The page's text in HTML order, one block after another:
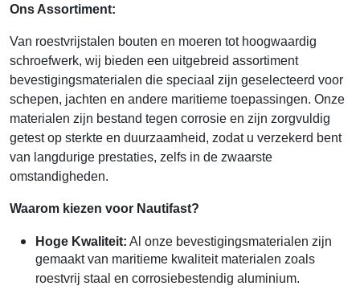
Ons Assortiment:
Van roestvrijstalen bouten en moeren tot hoogwaardig
schroefwerk, wij bieden een uitgebreid assortiment
bevestigingsmaterialen die speciaal zijn geselecteerd voor
schepen, jachten en andere maritieme toepassingen. Onze
materialen zijn bestand tegen corrosie en zijn zorgvuldig
getest op sterkte en duurzaamheid, zodat u verzekerd bent
van langdurige prestaties, zelfs in de zwaarste
omstandigheden.
Waarom kiezen voor Nautifast?
Hoge Kwaliteit: Al onze bevestigingsmaterialen zijn
gemaakt van maritieme kwaliteit materialen zoals
roestvrij staal en corrosiebestendig aluminium.